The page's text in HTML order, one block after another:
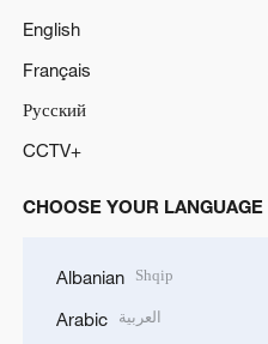
English
Français
Русский
CCTV+
CHOOSE YOUR LANGUAGE
Albanian Shqip
Arabic العربية